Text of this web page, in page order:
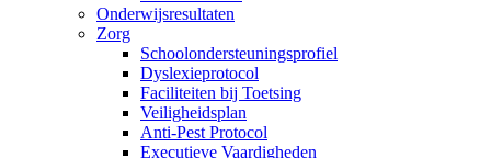
Onderwijsresultaten
Zorg
Schoolondersteuningsprofiel
Dyslexieprotocol
Faciliteiten bij Toetsing
Veiligheidsplan
Anti-Pest Protocol
Executieve Vaardigheden